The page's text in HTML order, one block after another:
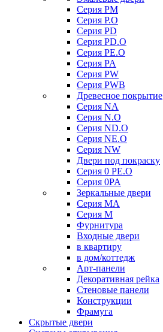
Серия PM
Серия P.O
Серия PD
Серия PD.O
Серия PE.O
Серия PA
Серия PW
Серия PWB
Древесное покрытие
Серия NA
Серия N.O
Серия ND.O
Серия NE.O
Серия NW
Двери под покраску
Серия 0 PE.O
Серия 0PA
Зеркальные двери
Серия MA
Серия M
Фурнитура
Входные двери
в квартиру
в дом/коттедж
Арт-панели
Декоративная рейка
Стеновые панели
Конструкции
Фрамуга
Скрытые двери